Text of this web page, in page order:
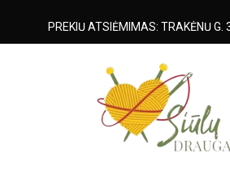
PREKIŲ ATSIĖMIMAS: TRAKĖNŲ G.